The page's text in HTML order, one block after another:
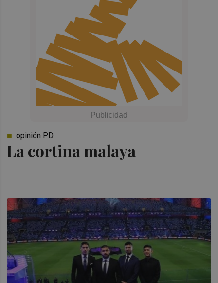
La cortina malaya
opinión PD